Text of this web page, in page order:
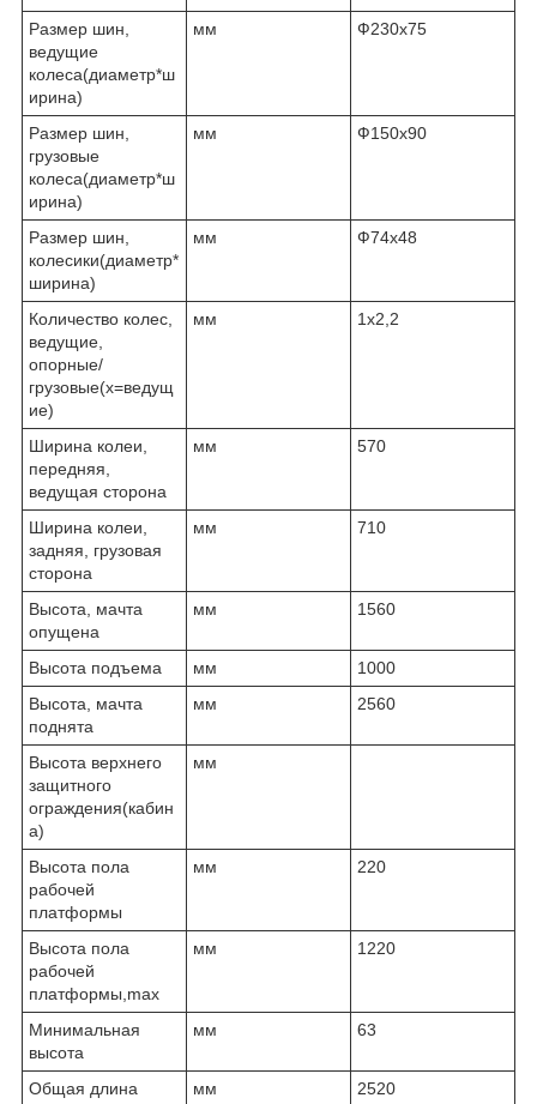
Размер шин,
ведущие
колеса(диаметр*ш
ирина)
мм Ф230х75
Размер шин,
грузовые
колеса(диаметр*ш
ирина)
мм Ф150х90
Размер шин,
колесики(диаметр*
ширина)
мм Ф74х48
Количество колес,
ведущие,
опорные/
грузовые(х=ведущ
ие)
мм 1х2,2
Ширина колеи,
передняя,
ведущая сторона
мм 570
Ширина колеи,
задняя, грузовая
сторона
мм 710
Высота, мачта
опущена
мм 1560
Высота подъема мм
1000
Высота, мачта
поднята
мм 2560
Высота верхнего
защитного
ограждения(кабин
а)
мм
Высота пола
рабочей
платформы
мм 220
Высота пола
рабочей
платформы,max
мм 1220
Минимальная
высота
мм 63
Общая длина мм 2520